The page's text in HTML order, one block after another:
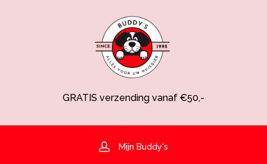
Spaarsysteem voor korting!
Hulp nodig? 030-6919793 of shop@buddys.nl
GRATIS bezorging in de regio
GRATIS verzending vanaf €50,-
Mijn Buddy's